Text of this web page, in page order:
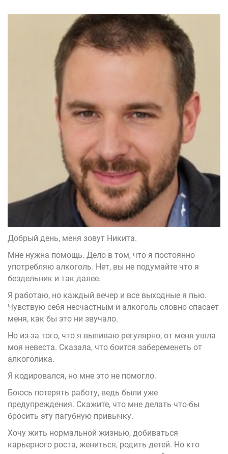
Добрый день, меня зовут Никита.
Мне нужна помощь. Дело в том, что я постоянно
употребляю алкоголь. Нет, вы не подумайте что я
бездельник и так далее.
Я работаю, но каждый вечер и все выходные я пью.
Чувствую себя несчастным и алкоголь словно спасает
меня, как бы это ни звучало.
Но из-за того, что я выпиваю регулярно, от меня ушла
моя невеста. Сказала, что боится забеременеть от
алкоголика.
Я кодировался, но мне это не помогло.
Боюсь потерять работу, ведь были уже
предупреждения. Скажите, что мне делать что-бы
бросить эту пагубную привычку.
Хочу жить нормальной жизнью, добиваться
карьерного роста, жениться, родить детей. Но кто